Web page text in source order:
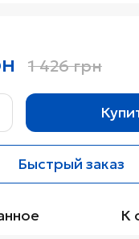
1 426 грн
Быстрый заказ
К